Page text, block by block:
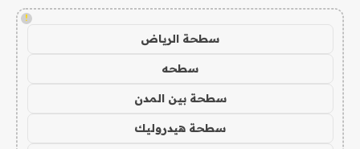
!
سطحة الرياض
سطحه
سطحة بين المدن
سطحة هيدروليك